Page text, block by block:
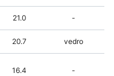
21.0 -
20.7 vedro
16.4 -